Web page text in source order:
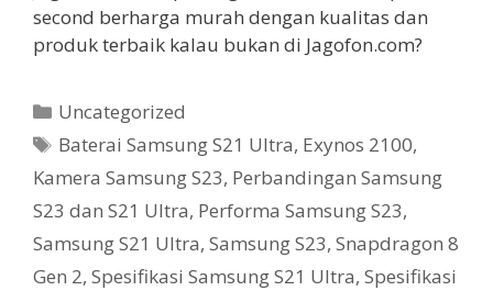
second berharga murah dengan kualitas dan
produk terbaik kalau bukan di Jagofon.com?
Kategori
Uncategorized
Tag
Baterai Samsung S21 Ultra, Exynos 2100,
Kamera Samsung S23, Perbandingan Samsung
S23 dan S21 Ultra, Performa Samsung S23,
Samsung S21 Ultra, Samsung S23, Snapdragon 8
Gen 2, Spesifikasi Samsung S21 Ultra, Spesifikasi